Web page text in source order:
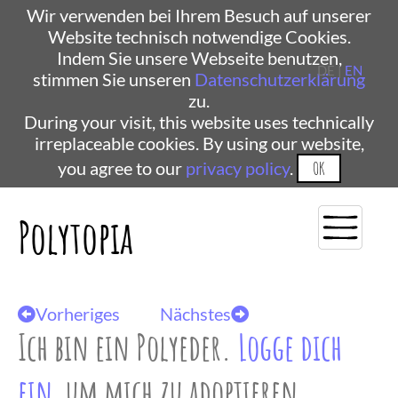
Wir verwenden bei Ihrem Besuch auf unserer
Website technisch notwendige Cookies.
Indem Sie unsere Webseite benutzen,
stimmen Sie unseren Datenschutzerklärung
zu.
During your visit, this website uses technically
irreplaceable cookies. By using our website,
you agree to our privacy policy. OK
Polytopia
DE | EN
Vorheriges Nächstes
Ich bin ein Polyeder. Logge dich